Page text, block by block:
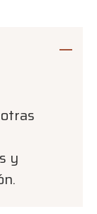
y